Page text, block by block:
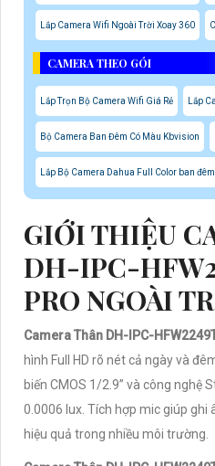
Lắp Camera Wifi Ngoài Trời Xoay 360
CAMERA THEO GÓI
Lắp Trọn Bộ Camera Wifi Giá Rẻ Lắp
Bộ Camera Ban Đêm Có Màu Kbvision
Lắp Bộ Camera Dahua Full Color ban
GIỚI THIỆU
DH-IPC-
PRO NGOÀI
Camera Thân DH-IPC-
hình Full HD rõ nét cả ngày và
biến CMOS 1/2.9” và công nghệ
0.0006 lux. Tích hợp mic giúp
hiệu quả trong nhiều môi trường.